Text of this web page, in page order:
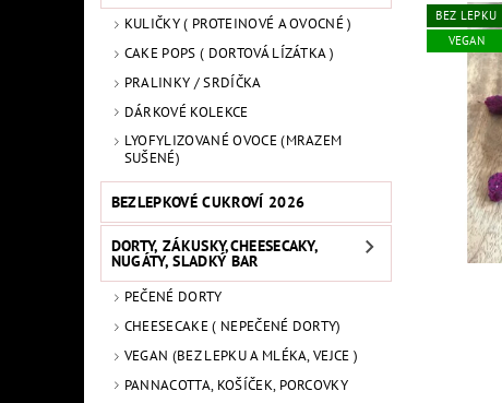
KULIČKY ( PROTEINOVÉ A OVOCNÉ )
CAKE POPS ( DORTOVÁ LÍZÁTKA )
PRALINKY / SRDÍČKA
DÁRKOVÉ KOLEKCE
LYOFYLIZOVANÉ OVOCE (MRAZEM
SUŠENÉ)
BEZLEPKOVÉ CUKROVÍ 2026
DORTY, ZÁKUSKY,CHEESECAKY,
NUGÁTY, SLADKÝ BAR
PEČENÉ DORTY
CHEESECAKE ( NEPEČENÉ DORTY)
VEGAN (BEZ LEPKU A MLÉKA, VEJCE )
PANNACOTTA, KOŠÍČEK, PORCOVKY
BEZ LEPKU
VEGAN